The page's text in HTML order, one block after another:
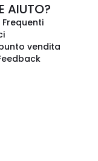
AIUTO?
vendita